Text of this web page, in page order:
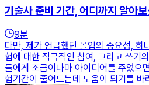
기술사 준비 기간, 어디까지 알아
9분
다만, 제가 언급했던 몰입의 중요성, 하
험에 대한 적극적인 참여, 그리고 쓰기
들에게 조금이나마 아이디어를 주었으
험기간이 줄어드는데 도움이 되기를 바